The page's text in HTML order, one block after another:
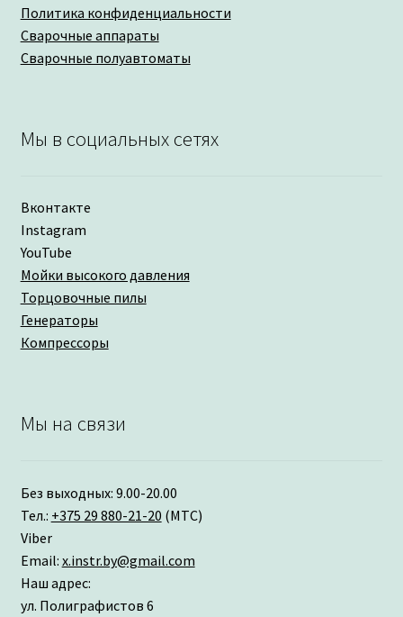
Политика конфиденциальности
Сварочные аппараты
Сварочные полуавтоматы
Мы в социальных сетях
Вконтакте
Instagram
YouTube
Мойки высокого давления
Торцовочные пилы
Генераторы
Компрессоры
Мы на связи
Без выходных: 9.00-20.00
Тел.: +375 29 880-21-20 (МТС)
Viber
Email: x.instr.by@gmail.com
Наш адрес:
ул. Полиграфистов 6